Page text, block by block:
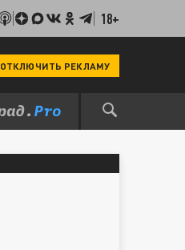
18+
ОТКЛЮЧИТЬ РЕКЛАМУ